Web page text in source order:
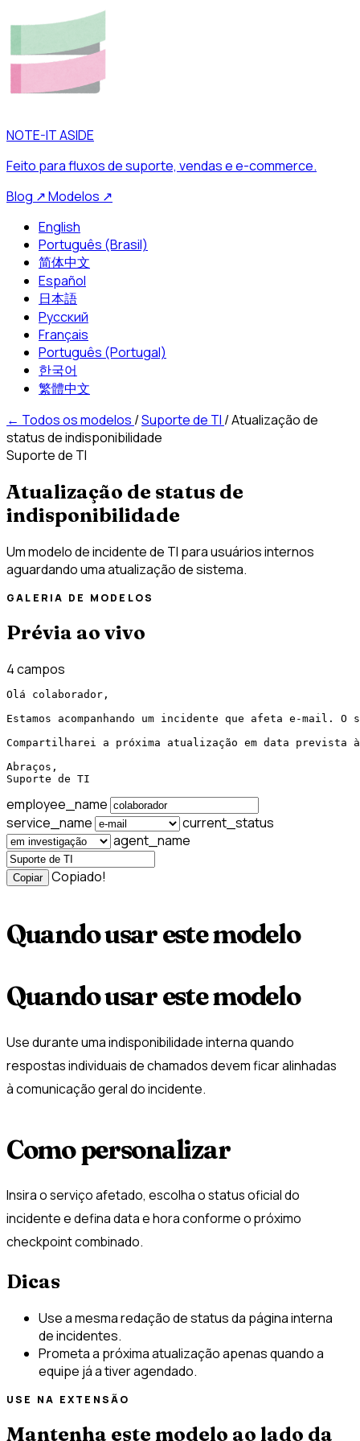
NOTE-IT ASIDE
Feito para fluxos de suporte, vendas e e-commerce.
Blog ↗Modelos ↗
English
Português (Brasil)
简体中文
Español
日本語
Русский
Français
Português (Portugal)
한국어
繁體中文
← Todos os modelos /Suporte de TI /Atualização de
status de indisponibilidade
Suporte de TI
Atualização de status de
indisponibilidade
Um modelo de incidente de TI para usuários internos
aguardando uma atualização de sistema.
GALERIA DE MODELOS
Prévia ao vivo
4 campos
Olá colaborador,
Estamos acompanhando um incidente que afeta e-mail.
Compartilharei a próxima atualização em data prevista
Abraços,
Suporte de TI
employee_name
service_name
current_status
agent_name
Copiar Copiado!
Quando usar este modelo
Quando usar este modelo
Use durante uma indisponibilidade interna quando
respostas individuais de chamados devem ficar alinhadas
à comunicação geral do incidente.
Como personalizar
Insira o serviço afetado, escolha o status oficial do
incidente e defina data e hora conforme o próximo
checkpoint combinado.
Dicas
Use a mesma redação de status da página interna
de incidentes.
Prometa a próxima atualização apenas quando a
equipe já a tiver agendado.
USE NA EXTENSÃO
Mantenha este modelo ao lado da